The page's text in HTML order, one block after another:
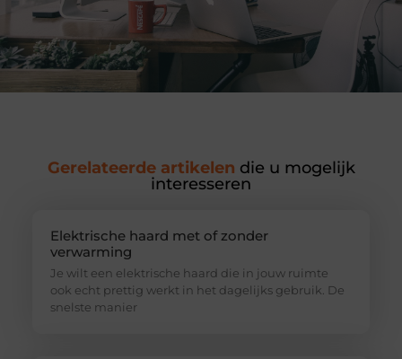
Gerelateerde artikelen die u mogelijk
interesseren
Elektrische haard met of zonder
verwarming
Je wilt een elektrische haard die in jouw ruimte
ook echt prettig werkt in het dagelijks gebruik. De
snelste manier